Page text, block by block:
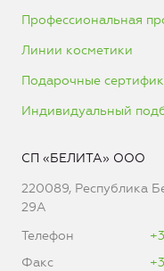
Профессиональная
Линии косметики
Подарочные
Индивидуальный
СП «БЕЛИТА» ООО
220089, Республика
29А
Телефон
Факс